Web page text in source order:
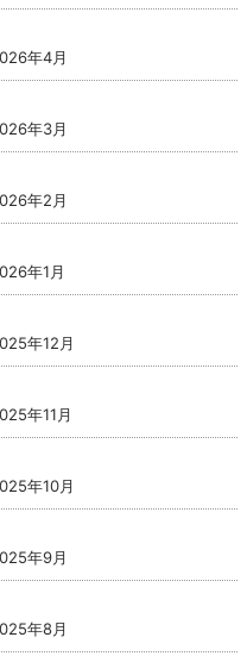
年4月
年3月
年2月
年1月
年12月
年11月
年10月
年9月
年8月